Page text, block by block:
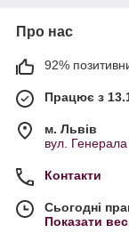
Про нас
92%
Працює з
м. Львів
вул.
Контакти
Сьогодні
Показати